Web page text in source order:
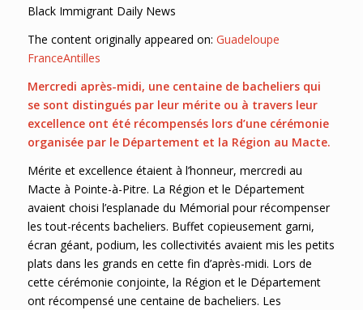
Black Immigrant Daily News
The content originally appeared on: Guadeloupe
FranceAntilles
Mercredi après-midi, une centaine de bacheliers qui
se sont distingués par leur mérite ou à travers leur
excellence ont été récompensés lors d’une cérémonie
organisée par le Département et la Région au Macte.
Mérite et excellence étaient à l’honneur, mercredi au
Macte à Pointe-à-Pitre. La Région et le Département
avaient choisi l’esplanade du Mémorial pour récompenser
les tout-récents bacheliers. Buffet copieusement garni,
écran géant, podium, les collectivités avaient mis les petits
plats dans les grands en cette fin d’après-midi. Lors de
cette cérémonie conjointe, la Région et le Département
ont récompensé une centaine de bacheliers. Les